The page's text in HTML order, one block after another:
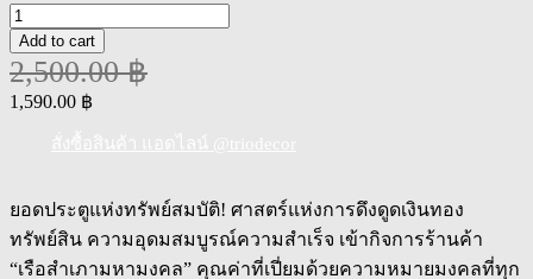
TREASURE
JUNK
สำเภา
จีน
Add to cart
2,500.00฿
Original
1,590.00 ฿
ยอดประตูแห่งทรัพย์สมบัติ! ศาสตร์แห่งการดึงดูดเงินทอง
ทรัพย์สิน ความอุดมสมบูรณ์ความสำเร็จ เข้ากิจการร้านค้า
“เรือสำเภามหามงคล” คุณค่าที่เปี่ยมด้วยความหมายมงคลที่ทุก